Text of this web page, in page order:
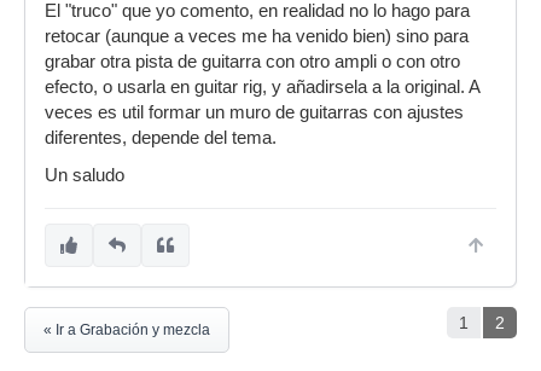
El "truco" que yo comento, en realidad no lo hago para
retocar (aunque a veces me ha venido bien) sino para
grabar otra pista de guitarra con otro ampli o con otro
efecto, o usarla en guitar rig, y añadirsela a la original. A
veces es util formar un muro de guitarras con ajustes
diferentes, depende del tema.
Un saludo
1 2
« Ir a Grabación y mezcla